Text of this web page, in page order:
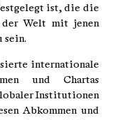
ist, die die
der Welt mit jenen
sein.
internationale
und Chartas
Institutionen
Abkommen und